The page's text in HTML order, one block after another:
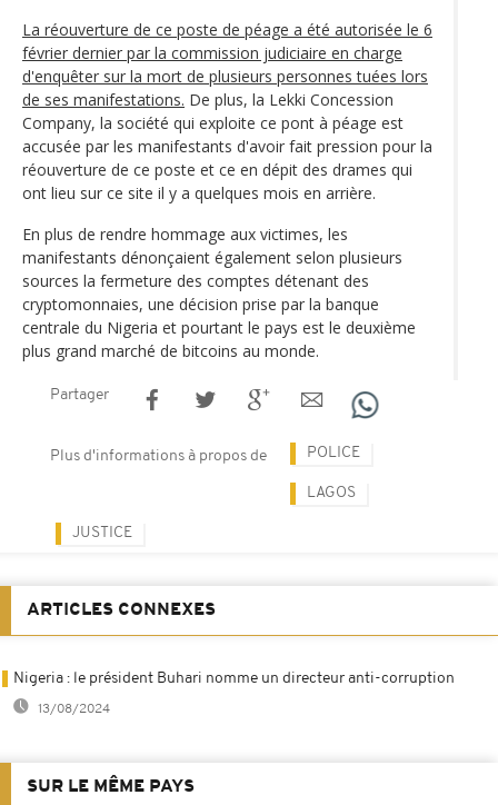
La réouverture de ce poste de péage a été autorisée le 6
février dernier par la commission judiciaire en charge
d'enquêter sur la mort de plusieurs personnes tuées lors
de ses manifestations. De plus, la Lekki Concession
Company, la société qui exploite ce pont à péage est
accusée par les manifestants d'avoir fait pression pour la
réouverture de ce poste et ce en dépit des drames qui
ont lieu sur ce site il y a quelques mois en arrière.
En plus de rendre hommage aux victimes, les
manifestants dénonçaient également selon plusieurs
sources la fermeture des comptes détenant des
cryptomonnaies, une décision prise par la banque
centrale du Nigeria et pourtant le pays est le deuxième
plus grand marché de bitcoins au monde.
Partager
Plus d'informations à propos de POLICE
LAGOS
JUSTICE
ARTICLES CONNEXES
Nigeria : le président Buhari nomme un directeur anti-corruption
13/08/2024
SUR LE MÊME PAYS